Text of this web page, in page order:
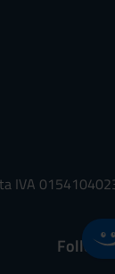
IVA
Follow